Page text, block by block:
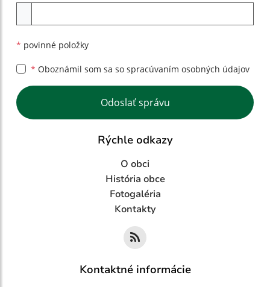
* povinné položky
* Oboznámil som sa so spracúvaním osobných údajov
Google reCaptcha Response
Odoslať správu
Rýchle odkazy
O obci
História obce
Fotogaléria
Kontakty
Kontaktné informácie